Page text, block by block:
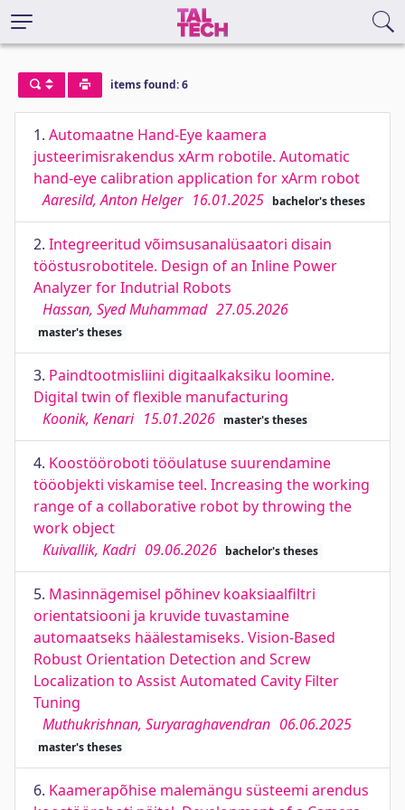
items found: 6
1. Automaatne Hand-Eye kaamera
justeerimisrakendus xArm robotile. Automatic
hand-eye calibration application for xArm robot
Aaresild, Anton Helger 16.01.2025 bachelor's theses
2. Integreeritud võimsusanalüsaatori disain
tööstusrobotitele. Design of an Inline Power
Analyzer for Indutrial Robots
Hassan, Syed Muhammad 27.05.2026
master's theses
3. Paindtootmisliini digitaalkaksiku loomine.
Digital twin of flexible manufacturing
Koonik, Kenari 15.01.2026 master's theses
4. Koostööroboti tööulatuse suurendamine
tööobjekti viskamise teel. Increasing the working
range of a collaborative robot by throwing the
work object
Kuivallik, Kadri 09.06.2026 bachelor's theses
5. Masinnägemisel põhinev koaksiaalfiltri
orientatsiooni ja kruvide tuvastamine
automaatseks häälestamiseks. Vision-Based
Robust Orientation Detection and Screw
Localization to Assist Automated Cavity Filter
Tuning
Muthukrishnan, Suryaraghavendran 06.06.2025
master's theses
6. Kaamerapõhise malemängu süsteemi arendus